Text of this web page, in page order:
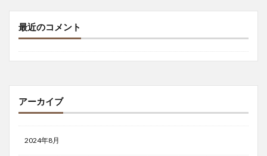
最近のコメント
アーカイブ
2024年8月